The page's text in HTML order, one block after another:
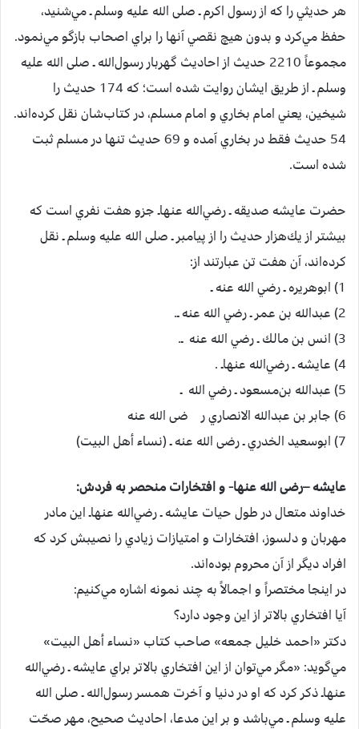
هر حديثي‌ را كه‌ از رسول‌ اكرم‌ ـ صلی الله علیه وسلم ـ مي‌شنيد،
حفظ‌ مي‌كرد و بدون‌ هيچ‌ نقصي‌ آنها را براي‌ اصحاب‌ بازگو مي‌نمود.
مجموعاً 2210 حديث‌ از احاديث‌ گهربار رسول‌الله ـ صلی الله علیه
وسلم ـ از طريق‌ ايشان‌ روايت‌ شده‌ است‌؛ كه‌ 174 حديث‌ را
شيخين‌‌، يعني‌ امام‌ بخاري‌ و امام‌ مسلم‌، در كتاب‌شان‌ نقل‌ كرده‌اند.
54 حديث‌ فقط‌ در بخاري‌ آمده‌ و 69 حديث‌ تنها در مسلم‌ ثبت‌
شده‌ است‌.
حضرت‌ عايشه صديقه‌ ـ رضي‌الله عنهاـ جزو هفت‌ نفري‌ است‌ كه‌
بيشتر از يك‌هزار حديث‌ را از پيامبر ـ صلی الله علیه وسلم ـ نقل‌
كرده‌اند، آن‌ هفت‌ تن‌ عبارتند از:
1) ابوهريره‌ ـ رضي الله عنه ـ
2) عبدالله بن‌ عمر ـ رضي الله عنه ـ.
3) انس‌ بن‌ مالك‌ ـ رضي الله عنه ـ.
4) عايشه ـ رضي‌الله عنهاـ .
5) عبدالله بن‌مسعود ـ رضي الله ـ
6) جابر بن‌ عبدالله الانصاري‌ ر ضی الله عنه
7) ابوسعيد الخدري‌ ـ رضی الله عنه ـ (نساء أهل البيت)
عايشه –رضی الله عنها-‌ و افتخارات‌ منحصر به‌ فردش:‌
خداوند متعال‌ در طول‌ حيات‌ عايشه ـ رضي‌الله عنهاـ اين‌ مادر
مهربان‌ و دلسوز، افتخارات‌ و امتيازات‌ زيادي‌ را نصيبش‌ كرد كه‌
افراد ديگر از آن‌ محروم‌ بوده‌اند.
در اينجا مختصراً و اجمالاً به‌ چند نمونه‌ اشاره‌ مي‌كنيم‌:
آيا افتخاري‌ بالاتر از اين‌ وجود دارد؟
دكتر «احمد خليل‌ جمعه‌» صاحب‌ كتاب‌ «نساء أهل‌ البيت‌»
مي‌گويد: «مگر مي‌توان‌ از اين‌ افتخاري‌ بالاتر براي‌ عايشه ـ رضي‌الله
عنهاـ ذكر كرد كه‌ او در دنيا و آخرت‌ همسر رسول‌الله ـ صلی الله
علیه وسلم ـ مي‌باشد و بر اين‌ مدعا، احاديث‌ صحيح‌، مهر صحّت‌